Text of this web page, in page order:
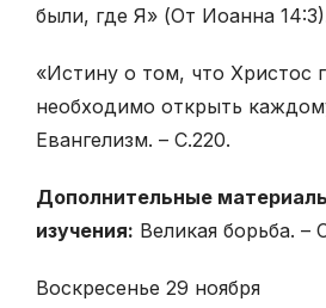
были, где Я» (От Иоанна
«Истину о том, что Христос
необходимо открыть
Евангелизм. – С.220.
Дополнительные
изучения: Великая борьба. –
Воскресенье 29 ноября